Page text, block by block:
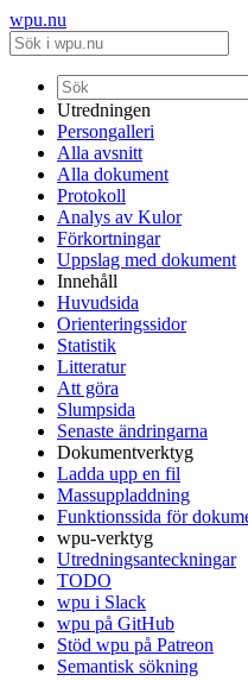
wpu.nu
Utredningen
Persongalleri
Alla avsnitt
Alla dokument
Protokoll
Analys av Kulor
Förkortningar
Uppslag med dokument
Innehåll
Huvudsida
Orienteringssidor
Statistik
Litteratur
Att göra
Slumpsida
Senaste ändringarna
Dokumentverktyg
Ladda upp en fil
Massuppladdning
Funktionssida för
wpu-verktyg
Utredningsanteckningar
TODO
wpu i Slack
wpu på GitHub
Stöd wpu på Patreon
Semantisk sökning